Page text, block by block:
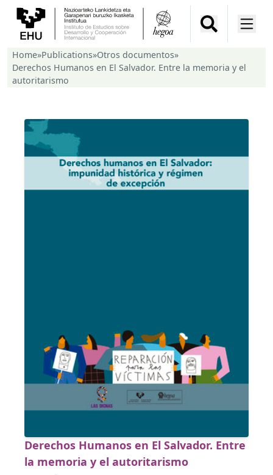
Home»Publications»Otros documentos»
Derechos Humanos en El Salvador. Entre la memoria y el
autoritarismo
Derechos Humanos en El Salvador. Entre
la memoria y el autoritarismo